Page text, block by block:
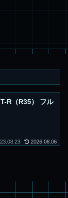
R（R35） フル
2026.08.06